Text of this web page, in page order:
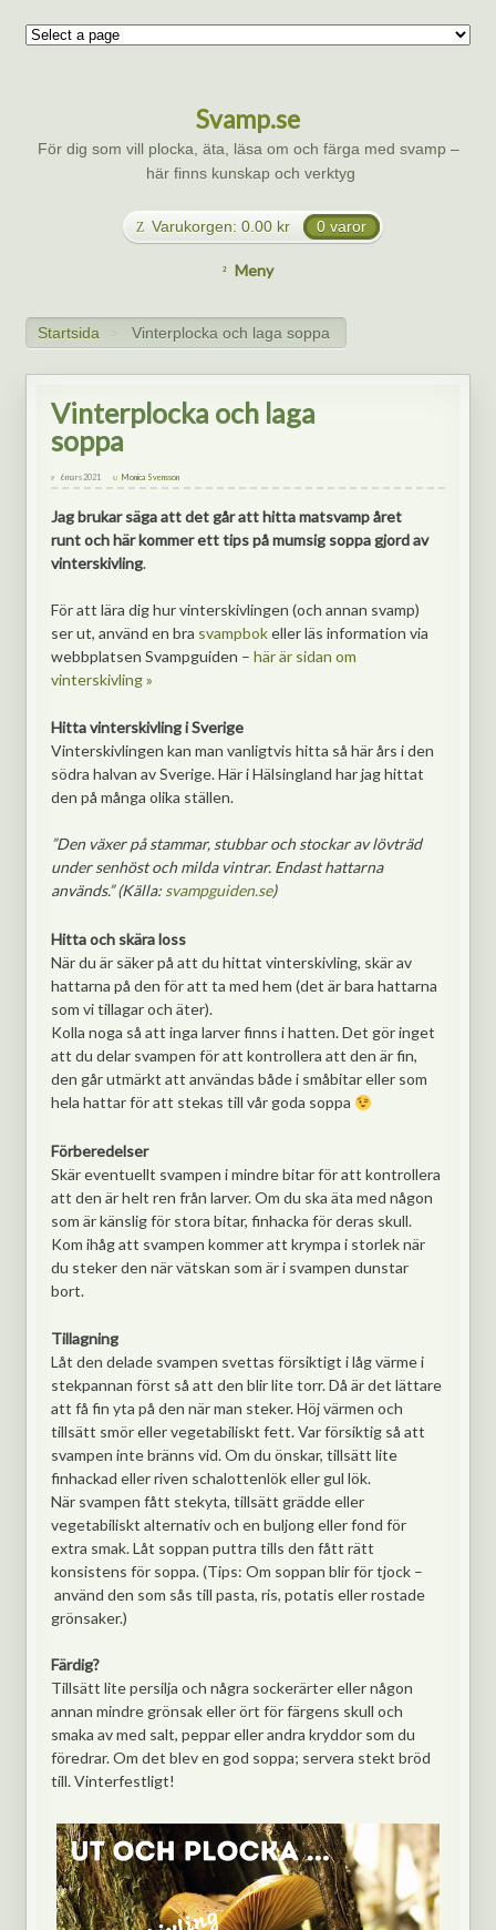
Svamp.se
För dig som vill plocka, äta, läsa om och färga med svamp –
här finns kunskap och verktyg
Varukorgen: 0.00 kr 0 varor
Meny
Startsida > Vinterplocka och laga soppa
Vinterplocka och laga
soppa
6 mars 2021 Monica Svensson
Jag brukar säga att det går att hitta matsvamp året
runt och här kommer ett tips på mumsig soppa gjord av
vinterskivling.
För att lära dig hur vinterskivlingen (och annan svamp)
ser ut, använd en bra svampbokeller läs information via
webbplatsen Svampguiden –här är sidan om
vinterskivling »
Hitta vinterskivling i Sverige
Vinterskivlingen kan man vanligtvis hitta så här års i den
södra halvan av Sverige. Här i Hälsingland har jag hittat
den på många olika ställen.
”Den växer på stammar, stubbar och stockar av lövträd
under senhöst och milda vintrar. Endast hattarna
används.” (Källa: svampguiden.se)
Hitta och skära loss
När du är säker på att du hittat vinterskivling, skär av
hattarna på den för att ta med hem (det är bara hattarna
som vi tillagar och äter).
Kolla noga så att inga larver finns i hatten. Det gör inget
att du delar svampen för att kontrollera att den är fin,
den går utmärkt att användas både i småbitar eller som
hela hattar för att stekas till vår goda soppa
Förberedelser
Skär eventuellt svampen i mindre bitar för att kontrollera
att den är helt ren från larver. Om du ska äta med någon
som är känslig för stora bitar, finhacka för deras skull.
Kom ihåg att svampen kommer att krympa i storlek när
du steker den när vätskan som är i svampen dunstar
bort.
Tillagning
Låt den delade svampen svettas försiktigt i låg värme i
stekpannan först så att den blir lite torr. Då är det lättare
att få fin yta på den när man steker. Höj värmen och
tillsätt smör eller vegetabiliskt fett. Var försiktig så att
svampen inte bränns vid. Om du önskar, tillsätt lite
finhackad eller riven schalottenlök eller gul lök.
När svampen fått stekyta, tillsätt grädde eller
vegetabiliskt alternativ och en buljong eller fond för
extra smak. Låt soppan puttra tills den fått rätt
konsistens för soppa. (Tips: Om soppan blir för tjock –
använd den som sås till pasta, ris, potatis eller rostade
grönsaker.)
Färdig?
Tillsätt lite persilja och några sockerärter eller någon
annan mindre grönsak eller ört för färgens skull och
smaka av med salt, peppar eller andra kryddor som du
föredrar. Om det blev en god soppa; servera stekt bröd
till. Vinterfestligt!